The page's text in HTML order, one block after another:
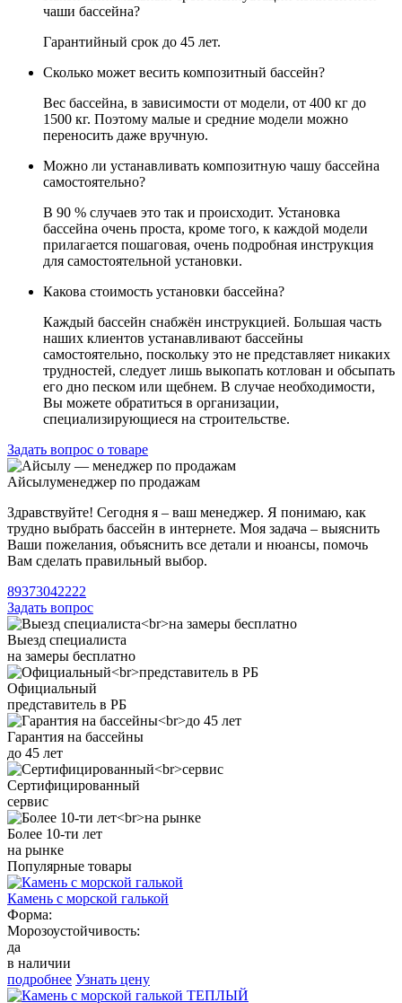
чаши бассейна?
Гарантийный срок до 45 лет.
Сколько может весить композитный бассейн?
Вес бассейна, в зависимости от модели, от 400 кг до
1500 кг. Поэтому малые и средние модели можно
переносить даже вручную.
Можно ли устанавливать композитную чашу бассейна
самостоятельно?
В 90 % случаев это так и происходит. Установка
бассейна очень проста, кроме того, к каждой модели
прилагается пошаговая, очень подробная инструкция
для самостоятельной установки.
Какова стоимость установки бассейна?
Каждый бассейн снабжён инструкцией. Большая часть
наших клиентов устанавливают бассейны
самостоятельно, поскольку это не представляет никаких
трудностей, следует лишь выкопать котлован и обсыпать
его дно песком или щебнем. В случае необходимости,
Вы можете обратиться в организации,
специализирующиеся на строительстве.
Задать вопрос о товаре
Айсылуменеджер по продажам
Здравствуйте! Сегодня я – ваш менеджер. Я понимаю, как
трудно выбрать бассейн в интернете. Моя задача – выяснить
Ваши пожелания, объяснить все детали и нюансы, помочь
Вам сделать правильный выбор.
89373042222
Задать вопрос
Выезд специалиста
на замеры бесплатно
Официальный
представитель в РБ
Гарантия на бассейны
до 45 лет
Сертифицированный
сервис
Более 10-ти лет
на рынке
Популярные товары
Камень с морской галькой
Форма:
Морозоустойчивость:
да
в наличии
подробнее Узнать цену